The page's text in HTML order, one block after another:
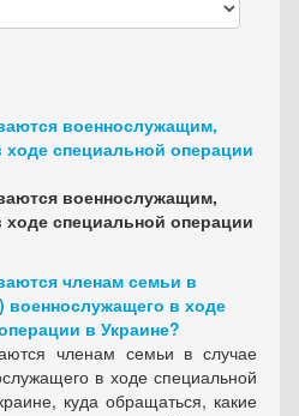
военнослужащим,
специальной операции
военнослужащим,
специальной операции
членам семьи в
военнослужащего в ходе
в Украине?
членам семьи в случае
в ходе специальной
куда обращаться, какие